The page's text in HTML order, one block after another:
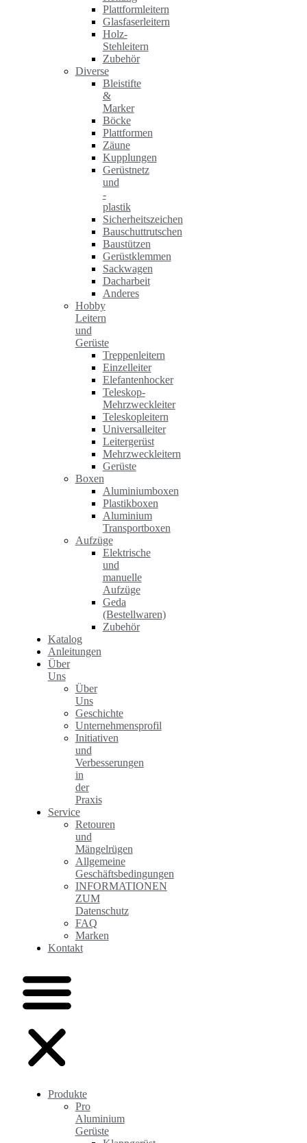
Plattformleitern
Glasfaserleitern
Holz-
Stehleitern
Zubehör
Diverse
Bleistifte
&
Marker
Böcke
Plattformen
Zäune
Kupplungen
Gerüstnetz
und
-
plastik
Sicherheitszeichen
Bauschuttrutschen
Baustützen
Gerüstklemmen
Sackwagen
Dacharbeit
Anderes
Hobby
Leitern
und
Gerüste
Treppenleitern
Einzelleiter
Elefantenhocker
Teleskop-
Mehrzweckleiter
Teleskopleitern
Universalleiter
Leitergerüst
Mehrzweckleitern
Gerüste
Boxen
Aluminiumboxen
Plastikboxen
Aluminium
Transportboxen
Aufzüge
Elektrische
und
manuelle
Aufzüge
Geda
(Bestellwaren)
Zubehör
Katalog
Anleitungen
Über
Uns
Über
Uns
Geschichte
Unternehmensprofil
Initiativen
und
Verbesserungen
in
der
Praxis
Service
Retouren
und
Mängelrügen
Allgemeine
Geschäftsbedingungen
INFORMATIONEN
ZUM
Datenschutz
FAQ
Marken
Kontakt
Produkte
Pro
Aluminium
Gerüste